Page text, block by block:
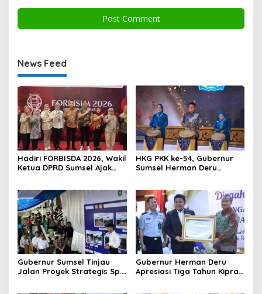
News Feed
Hadiri FORBISDA 2026, Wakil
Ketua DPRD Sumsel Ajak
HKG PKK ke-54, Gubernur
Sumsel Herman Deru
Perempuan
Gubernur Sumsel Tinjau
Jalan Proyek Strategis Sp.
Gubernur Herman Deru
Apresiasi Tiga Tahun Kiprah